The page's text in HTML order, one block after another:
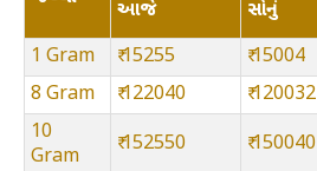
આજે
સોનું
1 Gram
₹ 15255 ₹ 15004
8 Gram
₹ 122040 ₹ 120032
10
Gram
₹ 152550 ₹ 150040